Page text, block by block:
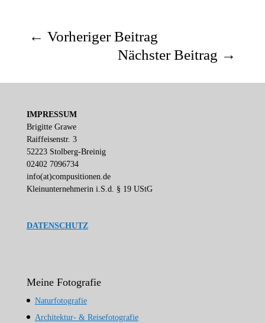
← Vorheriger Beitrag
Nächster Beitrag →
IMPRESSUM
Brigitte Grawe
Raiffeisenstr. 3
52223 Stolberg-Breinig
02402 7096734
info(at)compusitionen.de
Kleinunternehmerin i.S.d. § 19 UStG
DATENSCHUTZ
Meine Fotografie
Naturfotografie
Architektur- & Reisefotografie